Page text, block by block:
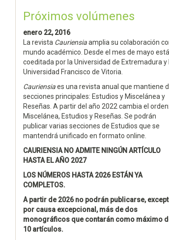
Próximos volúmenes
enero 22, 2016
La revista Cauriensiaamplia su colaboración
mundo académico. Desde el mes de mayo está
coeditada por la Universidad de Extremadura y
Universidad Francisco de Vitoria.
Cauriensiaes una revista anual que mantiene
secciones principales: Estudios y Miscelánea y
Reseñas. A partir del año 2022 cambia el orden:
Miscelánea, Estudios y Reseñas. Se podrán
publicar varias secciones de Estudios que se
mantendrá unificado en formato online.
CAURIENSIA NO ADMITE NINGÚN ARTÍCULO
HASTA EL AÑO 2027
LOS NÚMEROS HASTA 2026 ESTÁN YA
COMPLETOS.
A partir de 2026 no podrán publicarse,
por causa excepcional, más de dos
monográficos que contarán como máximo
10 artículos.